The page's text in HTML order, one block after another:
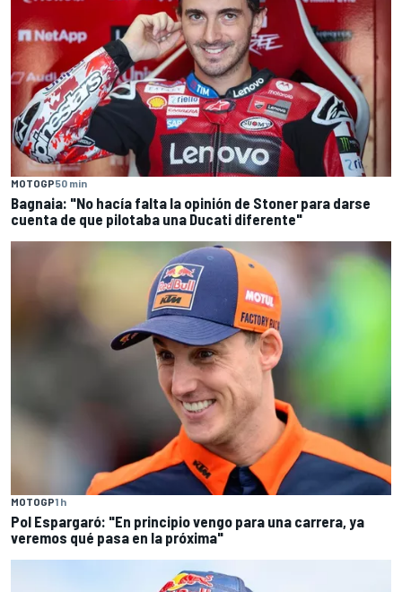
MOTOGP50 min
Bagnaia: "No hacía falta la opinión de Stoner para darse
cuenta de que pilotaba una Ducati diferente"
MOTOGP1 h
Pol Espargaró: "En principio vengo para una carrera, ya
veremos qué pasa en la próxima"